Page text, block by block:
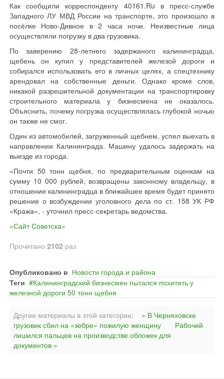
Как сообщили корреспонденту 40161.Ru в пресс-службе
Западного ЛУ МВД России на транспорте, это произошло в
посёлке Ново-Дивное в 2 часа ночи. Неизвестные лица
осуществляли погрузку в два грузовика.
По заверению 28-летнего задержаного калининградца,
щебень он купил у представителей железой дороги и
собирался использовать его в личных целях, а спецтехнику
арендовал на собственные деньги. Однако кроме слов,
никакой разрешительной документации на транспортировку
строительного материала у бизнесмена не оказалось.
Объяснить, почему погрузка осуществлялась глубокой ночью
он также не смог.
Один из автомобилей, загруженный щебнем, успел выехать в
направлении Калининграда. Машину удалось задержать на
выезде из города.
«Почти 50 тонн щебня, по предварительным оценкам на
сумму 10 000 рублей, возвращены законному владельцу, в
отношении калининградца в ближайшее время будет принято
решение о возбуждении уголовного дела по ст. 158 УК РФ
«Кража», - уточнил пресс-секретарь ведомства.
«Сайт Советска»
Прочитано 2102 раз
Опубликовано в Новости города и района
Теги
Калининградский бизнесмен пытался похитить у
железной дороги 50 тонн щебня
Другие материалы в этой категории:
« В Черняховске
грузовик сбил на «зебре» пожилую женщину
Рабочий
лишился пальцев на производстве обложек для
документов »